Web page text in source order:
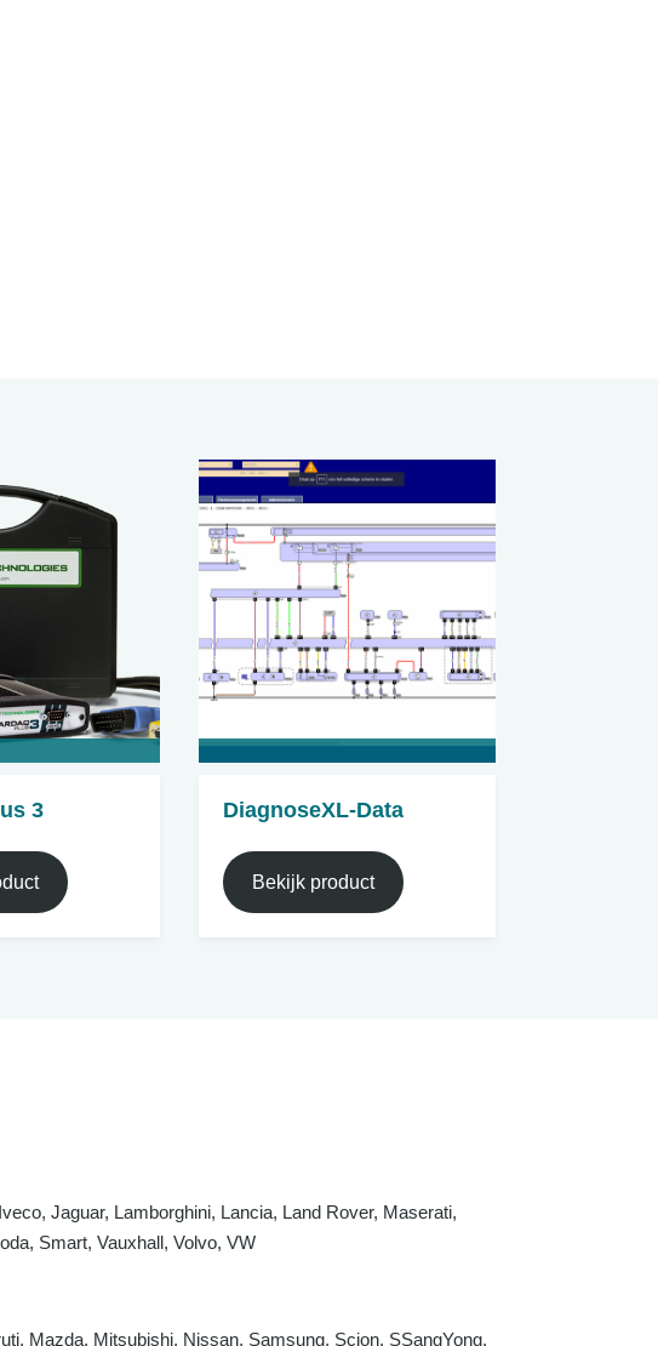
3 DiagnoseXL-Data
Bekijk product
Jaguar, Lamborghini, Lancia, Land Rover, Maserati,
Smart, Vauxhall, Volvo, VW
Mazda, Mitsubishi, Nissan, Samsung, Scion, SSangYong,